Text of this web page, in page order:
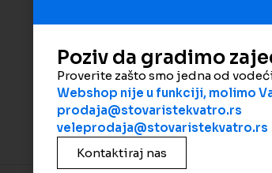
Poziv da gradimo
Proverite zašto smo jedna od
Webshop nije u funkciji, molimo
prodaja@stovaristekvatro.rs
veleprodaja@stovaristekvatro.rs
Kontaktiraj nas